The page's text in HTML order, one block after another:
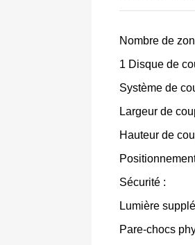
Nombre de
1 Disque de
Système de
Largeur de
Hauteur de
Sécurité :
Lumière
Pare-chocs